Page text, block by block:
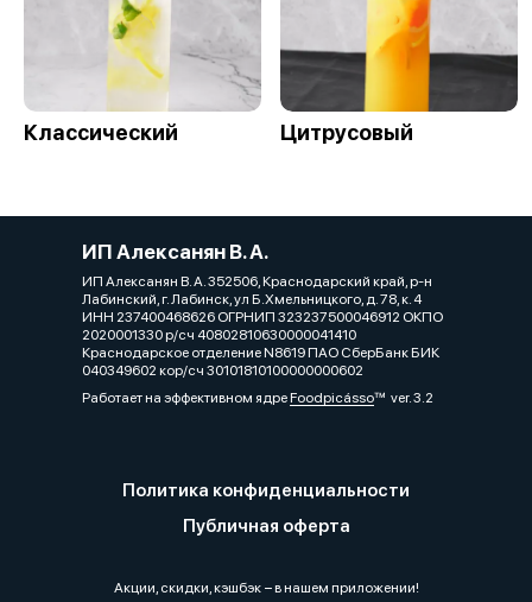
Классический Цитрусовый
ИП Алексанян В. А.
ИП Алексанян В. А. 352506, Краснодарский край, р-н
Лабинский, г. Лабинск, ул Б.Хмельницкого, д. 78, к. 4
ИНН 237400468626 ОГРНИП 323237500046912 ОКПО
2020001330 р/сч 40802810630000041410
Краснодарское отделение N8619 ПАО СберБанк БИК
040349602 кор/сч 30101810100000000602
Работает на эффективном ядреFoodpicássover. 3.2
Политика конфиденциальности
Публичная оферта
Акции, скидки, кэшбэк − в нашем приложении!